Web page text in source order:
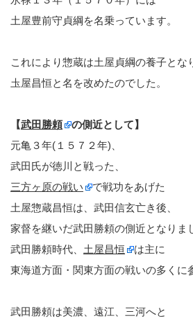
土屋豊前守貞綱を名乗っています。
これにより惣蔵は土屋貞綱の養子とな
圡屋昌恒と名を改めたのでした。
【武田勝頼
の側近として】
元亀３年(１５７２年)、
武田氏が徳川と戦った、
三方ヶ原の戦い
で戦功をあげた
土屋惣蔵昌恒は、武田信玄亡き後、
家督を継いだ武田勝頼の側近となりま
武田勝頼時代、 土屋昌恒
は主に
東海道方面・関東方面の戦いの多くに
武田勝頼は美濃、遠江、三河へと